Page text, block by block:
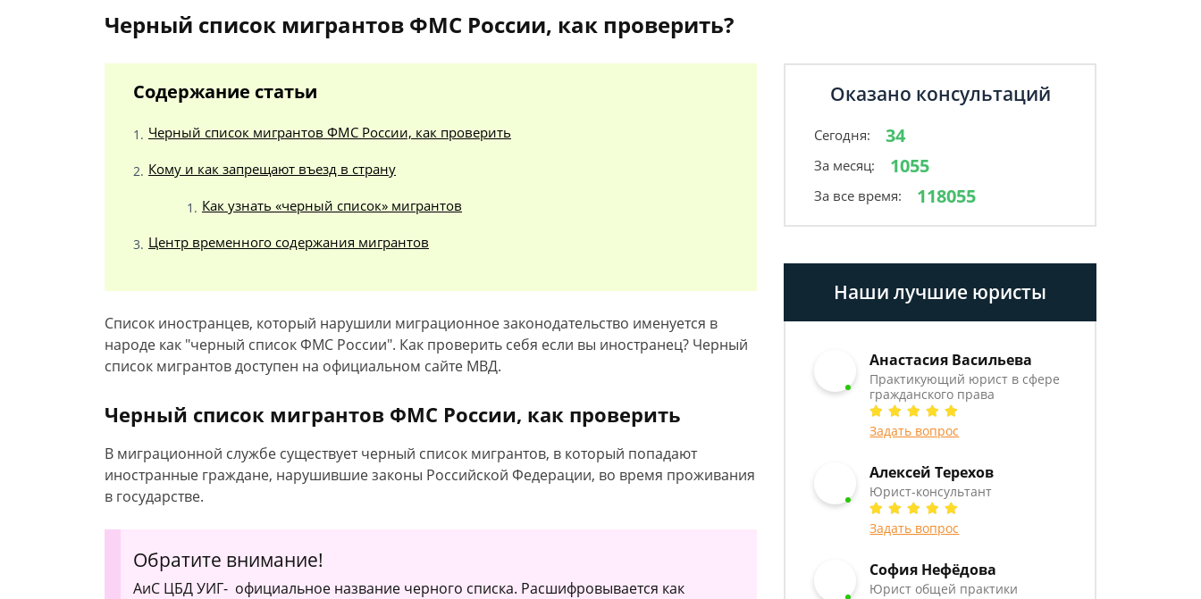
Черный список мигрантов ФМС России, как проверить?
Содержание статьи
Черный список мигрантов ФМС России, как проверить
Кому и как запрещают въезд в страну
Как узнать «черный список» мигрантов
Центр временного содержания мигрантов
Список иностранцев, который нарушили миграционное законодательство именуется в
народе как "черный список ФМС России". Как проверить себя если вы иностранец? Черный
список мигрантов доступен на официальном сайте МВД.
Черный список мигрантов ФМС России, как проверить
В миграционной службе существует черный список мигрантов, в который попадают
иностранные граждане, нарушившие законы Российской Федерации, во время проживания
в государстве.
Обратите внимание!
АиС ЦБД УИГ- официальное название черного списка. Расшифровывается как
Оказано консультаций
Сегодня: 34
За месяц: 1055
За все время: 118055
Наши лучшие юристы
Анастасия Васильева
Практикующий юрист в сфере
гражданского права
Задать вопрос
Алексей Терехов
Юрист-консультант
Задать вопрос
София Нефёдова
Юрист общей практики